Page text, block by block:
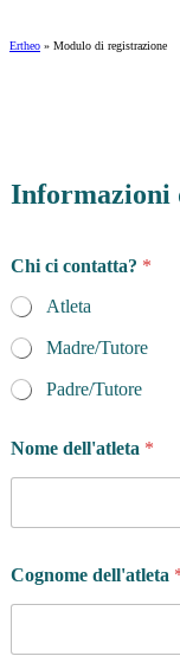
Ertheo » Modulo di registrazione
Informazioni
Chi ci contatta? *
Atleta
Madre/Tutore
Padre/Tutore
Nome dell'atleta *
Cognome dell'atleta